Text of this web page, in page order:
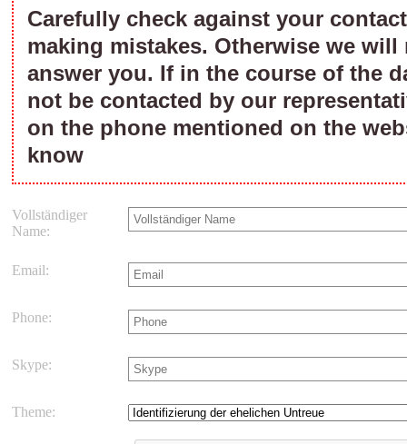
Carefully check against your
making mistakes. Otherwise we will
answer you. If in the course of the
not be contacted by our
on the phone mentioned on the
know
Vollständiger
Name:
Email:
Phone:
Skype:
Theme: